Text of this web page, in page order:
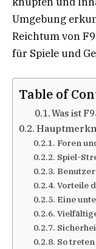
Umgebung
Reichtum von
für Spiele und
Table of
Was ist
Foren
Spiel-
Vorteile
Eine
So